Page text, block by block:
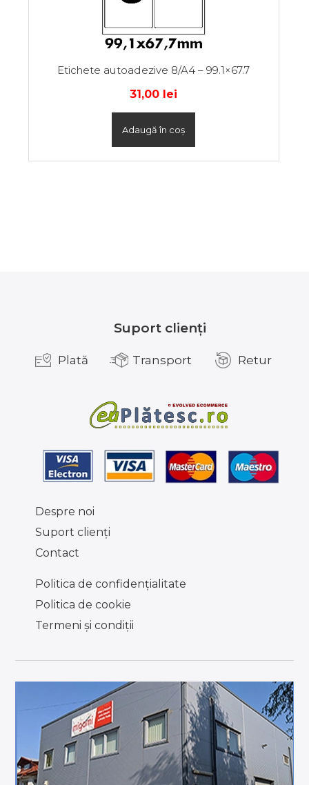
Etichete autoadezive 8/A4 – 99.1×67.7
31,00 lei
Adaugă în coș
Suport clienți
Plată Transport Retur
Despre noi
Suport clienţi
Contact
Politica de confidențialitate
Politica de cookie
Termeni şi condiţii